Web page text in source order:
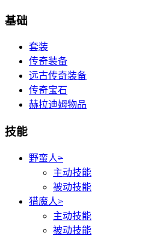
基础
套装
传奇装备
远古传奇装备
传奇宝石
赫拉迪姆物品
技能
野蛮人>
主动技能
被动技能
猎魔人>
主动技能
被动技能